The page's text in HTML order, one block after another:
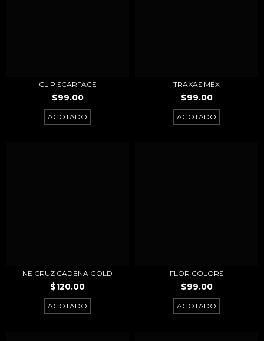
CLIP SCARFACE
$99.00
AGOTADO
TRAKAS MEX
$99.00
AGOTADO
NE CRUZ CADENA GOLD
$120.00
AGOTADO
FLOR COLORS
$99.00
AGOTADO